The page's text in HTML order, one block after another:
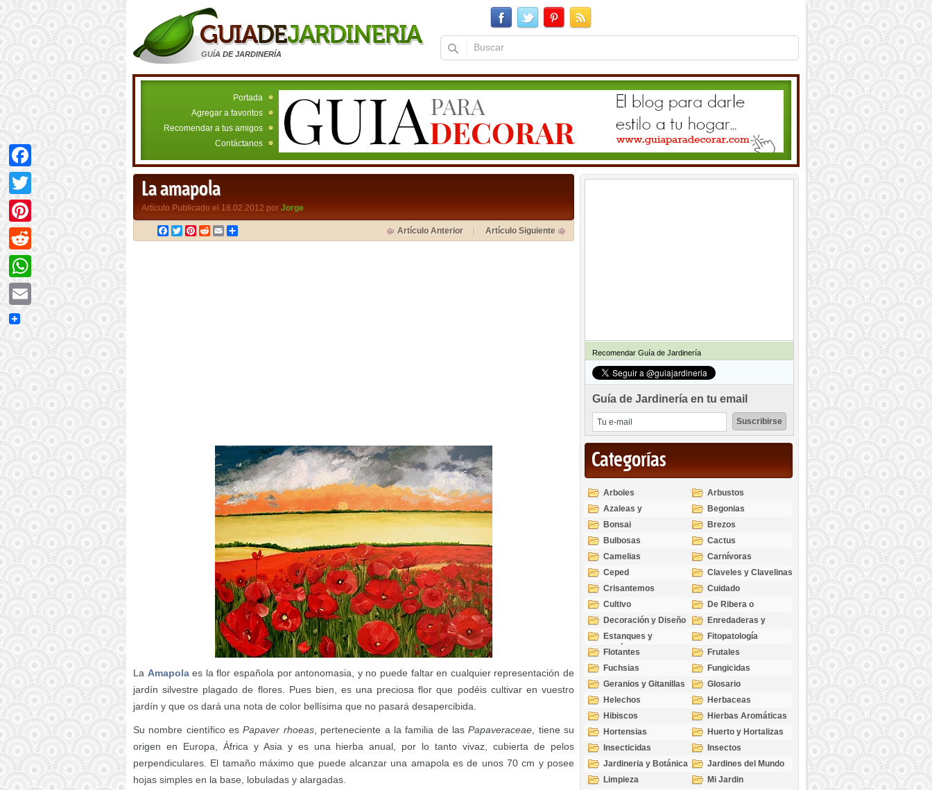
GUÍA DE JARDINERÍA
Portada
Agregar a favoritos
Recomendar a tus amigos
Contáctanos
La amapola
Artículo Publicado el 18.02.2012 por Jorge
Facebook
TwitterPinterest
RedditEmail Artículo Anterior Artículo Siguiente
La Amapolaes la flor española por antonomasia, y no puede faltar en cualquier representación de
jardín silvestre plagado de flores. Pues bien, es una preciosa flor que podéis cultivar en vuestro
jardín y que os dará una nota de color bellísima que no pasará desapercibida.
Su nombre científico esPapaver rhoeas, perteneciente a la familia de lasPapaveraceae , tiene su
origen en Europa, África y Asia y es una hierba anual, por lo tanto vivaz, cubierta de pelos
perpendiculares. El tamaño máximo que puede alcanzar una amapola es de unos 70 cm y posee
hojas simples en la base, lobuladas y alargadas.
Recomendar Guía de Jardinería
Guía de Jardinería en tu email
Categorías
Arboles
Arbustos
Azaleas y
Rododendros
Begonias
Bonsai
Brezos
Bulbosas
Cactus
Camelias
Carnívoras
Ceped
Claveles y Clavelinas
Crisantemos
Cuidado
Cultivo
De Ribera o
Palustres
Decoración y Diseño
Enredaderas y
cubresuelos
Estanques y
Acuáticas
Fitopatología
Flotantes
Frutales
Fuchsias
Fungicidas
Geranios y Gitanillas
Glosario
Helechos
Herbaceas
Hibiscos
Hierbas Aromáticas
Hortensias
Huerto y Hortalizas
Insecticidas
Insectos
Jardineria y Botánica
Jardines del Mundo
Limpieza
Mi Jardin
Facebook
Twitter
Pinterest
Reddit
WhatsApp
Email